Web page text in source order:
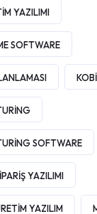
YAZILIMI
SOFTWARE
KOBI
SOFTWARE
YAZILIMI
YAZILIM